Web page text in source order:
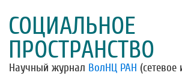
СОЦИАЛЬНОЕ
ПРОСТРАНСТВО
Научный журнал ВолНЦ РАН (сетевое